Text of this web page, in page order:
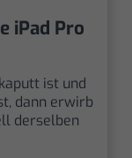
iPad Pro
ist und
dann erwirb
derselben